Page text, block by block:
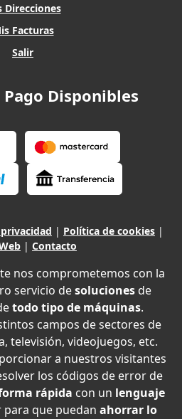
Direcciones
Facturas
Salir
Disponibles
| Política de cookies |
| Contacto
nos comprometemos con la
servicio desoluciones de
todo tipo de máquinas.
campos de sectores de
televisión, videojuegos, etc.
a nuestros visitantes
los códigos de error de
rápida con un lenguaje
que puedan ahorrar lo